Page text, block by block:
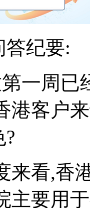
答纪要:
一周
港客户
来看,香
主要用